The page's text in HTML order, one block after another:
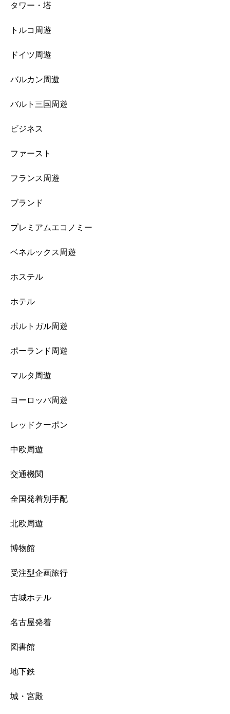
タワー・塔
トルコ周遊
ドイツ周遊
バルカン周遊
バルト三国周遊
ビジネス
ファースト
フランス周遊
ブランド
プレミアムエコノミー
ベネルックス周遊
ホステル
ホテル
ポルトガル周遊
ポーランド周遊
マルタ周遊
ヨーロッパ周遊
レッドクーポン
中欧周遊
交通機関
全国発着別手配
北欧周遊
博物館
受注型企画旅行
古城ホテル
名古屋発着
図書館
地下鉄
城・宮殿